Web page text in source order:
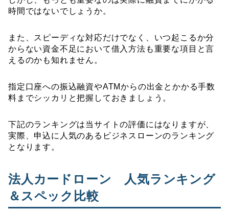
時間ではないでしょうか。
また、スピーディな対応だけでなく、いつ起こるか分
からない資金不足において借入方法も重要な項目と言
えるのかも知れません。
指定口座への振込融資やATMからの出金とかかる手数
料までシッカリと把握しておきましょう。
下記のランキングは当サイトの評価にはなりますが、
実際、申込に人気のあるビジネスローンのランキング
となります。
法人カードローン 人気ランキング
＆スペック比較